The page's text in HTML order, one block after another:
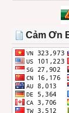
THÁNG
Cảm Ơn